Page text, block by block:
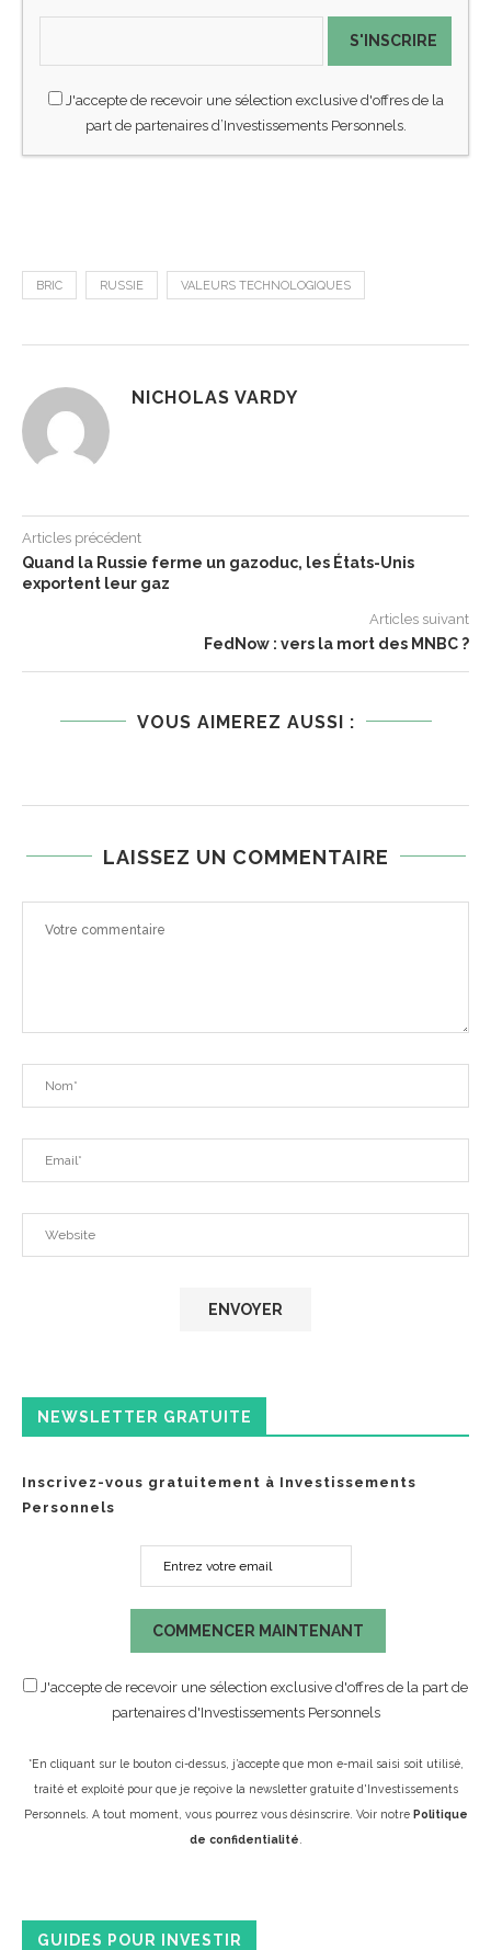
S'INSCRIRE
J'accepte de recevoir une sélection exclusive d'offres de la
part de partenaires d’Investissements Personnels.
BRIC RUSSIE VALEURS TECHNOLOGIQUES
NICHOLAS VARDY
Articles précédent
Quand la Russie ferme un gazoduc, les États-Unis
exportent leur gaz
Articles suivant
FedNow : vers la mort des MNBC ?
VOUS AIMEREZ AUSSI :
LAISSEZ UN COMMENTAIRE
NEWSLETTER GRATUITE
Inscrivez-vous gratuitement à Investissements
Personnels
COMMENCER MAINTENANT
J'accepte de recevoir une sélection exclusive d'offres de la part de
partenaires d'Investissements Personnels
*En cliquant sur le bouton ci-dessus, j’accepte que mon e-mail saisi soit utilisé,
traité et exploité pour que je reçoive la newsletter gratuite d'Investissements
Personnels. A tout moment, vous pourrez vous désinscrire. Voir notre Politique
de confidentialité
GUIDES POUR INVESTIR